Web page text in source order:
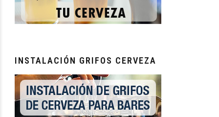
INSTALACIÓN GRIFOS CERVEZA